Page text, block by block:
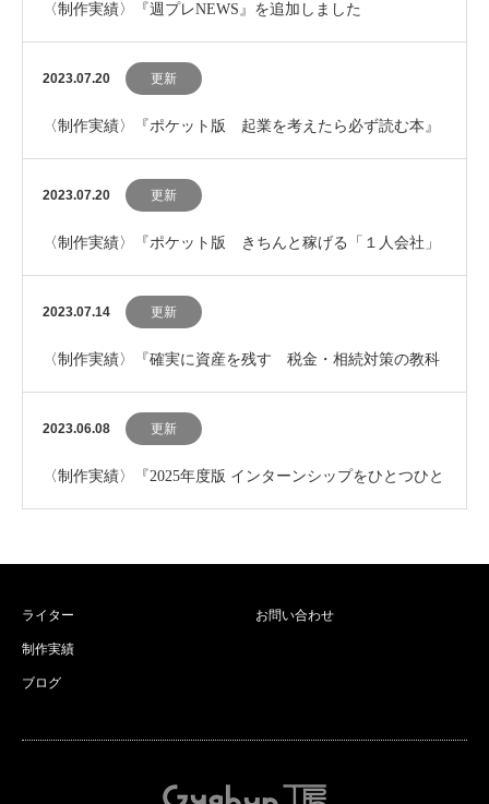
〈制作実績〉『週プレNEWS』を追加しました
2023.07.20 更新
〈制作実績〉『ポケット版 起業を考えたら必ず読む本』
を追加しました。
2023.07.20 更新
〈制作実績〉『ポケット版 きちんと稼げる「１人会社」
のはじめ方』を追加しました。
2023.07.14 更新
〈制作実績〉『確実に資産を残す 税金・相続対策の教科
書』を追加しました。
2023.06.08 更新
〈制作実績〉『2025年度版 インターンシップをひとつひと
ライター
制作実績
ブログ
お問い合わせ